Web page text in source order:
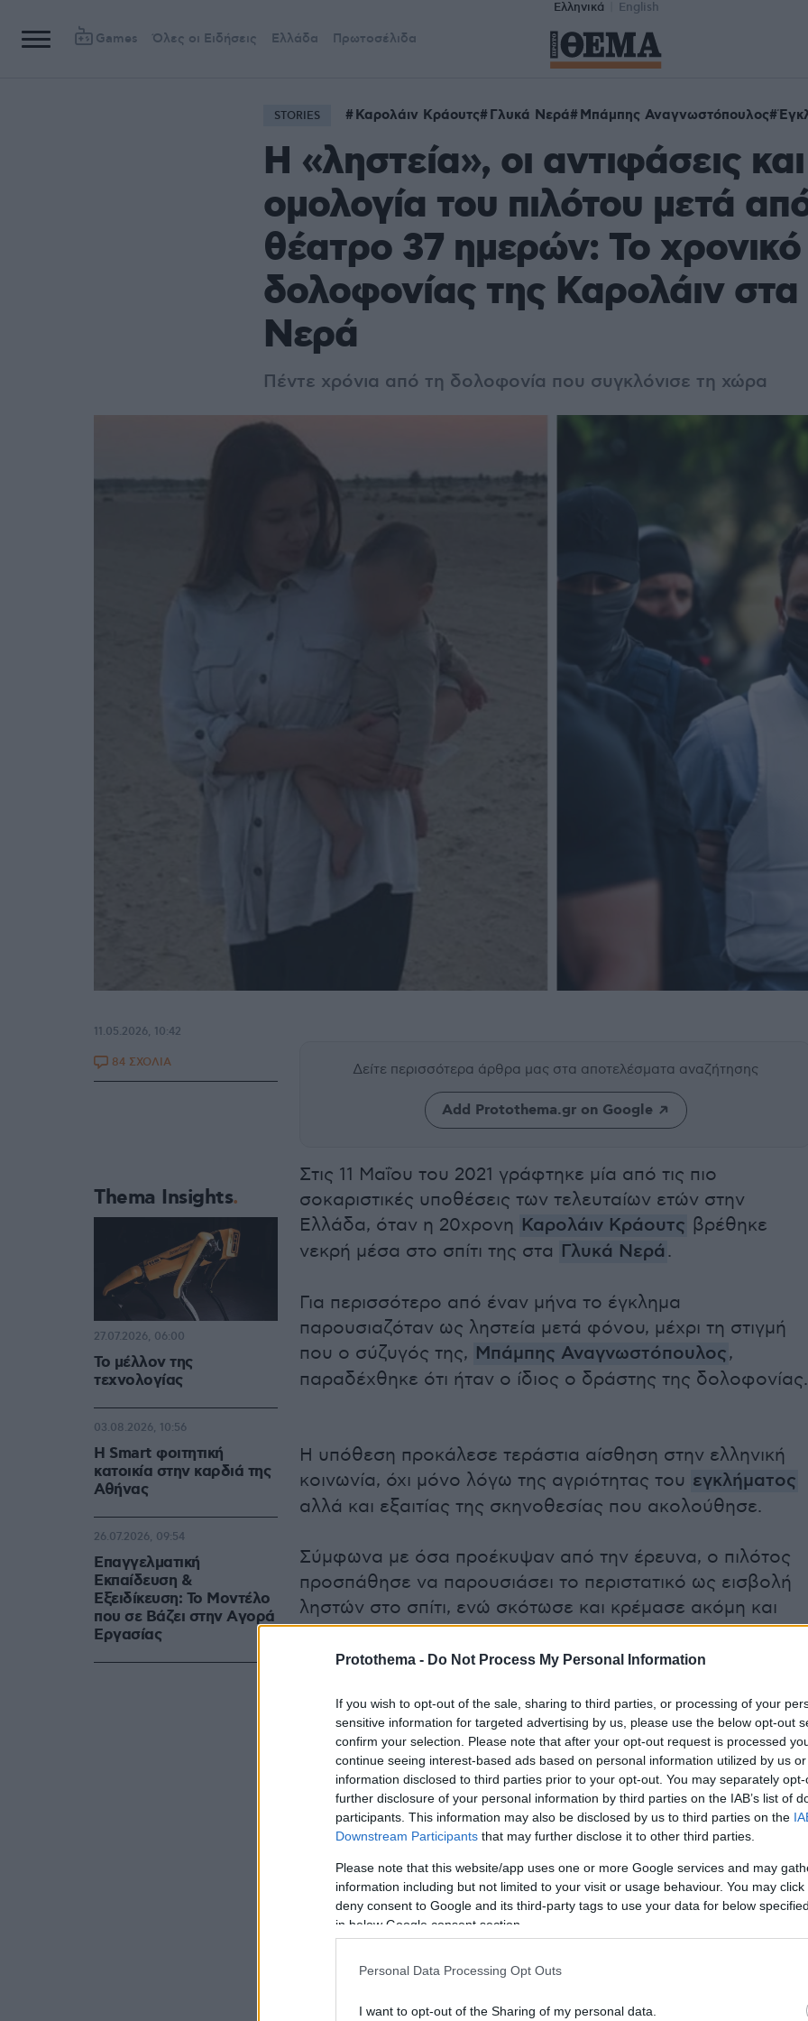
Protothema - Do Not Process My Personal Information
If you wish to opt-out of the sale, sharing to third parties, or processing of your
sensitive information for targeted advertising by us, please use the below opt-out
confirm your selection. Please note that after your opt-out request is processed
continue seeing interest-based ads based on personal information utilized by us
information disclosed to third parties prior to your opt-out. You may separately
further disclosure of your personal information by third parties on the IAB’s list of
participants. This information may also be disclosed by us to third parties on the
Downstream Participants that may further disclose it to other third parties.
Please note that this website/app uses one or more Google services and may
information including but not limited to your visit or usage behaviour. You may
deny consent to Google and its third-party tags to use your data for below
in below Google consent section.
Personal Data Processing Opt Outs
I want to opt-out of the Sharing of my personal data.
Ελληνικά English
Games Όλες οι Ειδήσεις Ελλάδα Πρωτοσέλιδα
STORIES Καρολάιν Κράουτς Γλυκά Νερά Μπάμπης Αναγνωστόπουλος
Η «ληστεία», οι αντιφάσεις
ομολογία του πιλότου μετά
θέατρο 37 ημερών: Το
δολοφονίας της Καρολάιν
Νερά
Πέντε χρόνια από τη δολοφονία που συγκλόνισε τη χώρα
Δείτε περισσότερα άρθρα μας στα αποτελέσματα αναζήτησης
Add Protothema.gr on Google
Στις 11 Μαΐου του 2021 γράφτηκε μία από τις πιο
σοκαριστικές υποθέσεις των τελευταίων ετών στην
Ελλάδα, όταν η 20χρονη Καρολάιν Κράουτς βρέθηκε
νεκρή μέσα στο σπίτι της στα Γλυκά Νερά .
Για περισσότερο από έναν μήνα το έγκλημα
παρουσιαζόταν ως ληστεία μετά φόνου, μέχρι τη στιγμή
που ο σύζυγός της, Μπάμπης Αναγνωστόπουλος,
παραδέχθηκε ότι ήταν ο ίδιος ο δράστης της δολοφονίας.
Η υπόθεση προκάλεσε τεράστια αίσθηση στην ελληνική
κοινωνία, όχι μόνο λόγω της αγριότητας του εγκλήματος
αλλά και εξαιτίας της σκηνοθεσίας που ακολούθησε.
Σύμφωνα με όσα προέκυψαν από την έρευνα, ο πιλότος
προσπάθησε να παρουσιάσει το περιστατικό ως εισβολή
ληστών στο σπίτι, ενώ σκότωσε και κρέμασε ακόμη και
τον σκύλο της οικογένειας ώστε να στηρίξει το σενάριο
που περιέγραφε στις Αρχές.
11.05.2026, 10:42
84 ΣΧΟΛΙΑ
Thema Insights
Το μέλλον της
τεχνολογίας
27.07.2026, 06:00
Η Smart φοιτητική
κατοικία στην καρδιά της
Αθήνας
03.08.2026, 10:56
Επαγγελματική
Εκπαίδευση &
Εξειδίκευση: Το Mοντέλο
που σε Bάζει στην Aγορά
Eργασίας
26.07.2026, 09:54